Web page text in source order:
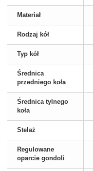
Materiał
Rodzaj kół
Typ kół
Średnica
przedniego koła
Średnica tylnego
koła
Stelaż
Regulowane
oparcie gondoli